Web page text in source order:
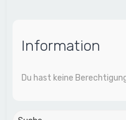
Information
Du hast keine